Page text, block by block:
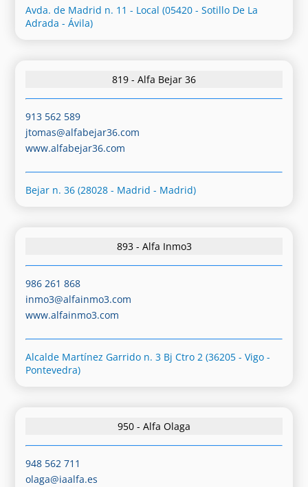
Avda. de Madrid n. 11 - Local (05420 - Sotillo De La
Adrada - Ávila)
819 - Alfa Bejar 36
913 562 589
jtomas@alfabejar36.com
www.alfabejar36.com
Bejar n. 36 (28028 - Madrid - Madrid)
893 - Alfa Inmo3
986 261 868
inmo3@alfainmo3.com
www.alfainmo3.com
Alcalde Martínez Garrido n. 3 Bj Ctro 2 (36205 - Vigo -
Pontevedra)
950 - Alfa Olaga
948 562 711
olaga@iaalfa.es